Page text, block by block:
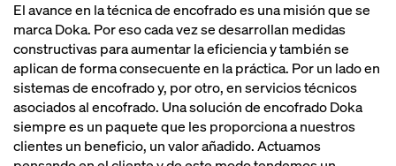
El avance en la técnica de encofrado es una misión que se
marca Doka. Por eso cada vez se desarrollan medidas
constructivas para aumentar la eficiencia y también se
aplican de forma consecuente en la práctica. Por un lado en
sistemas de encofrado y, por otro, en servicios técnicos
asociados al encofrado. Una solución de encofrado Doka
siempre es un paquete que les proporciona a nuestros
clientes un beneficio, un valor añadido. Actuamos